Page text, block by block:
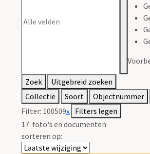
Zoek
Uitgebreid zoeken
Collectie
Soort Objectnummer
Filter: 100509x Filters legen
17 foto's en documenten
sorteren op: